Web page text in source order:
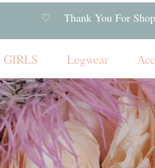
♡ Thank You For
GIRLS Legwear